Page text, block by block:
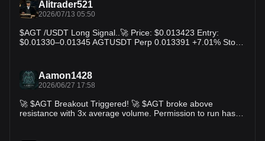
Alitrader521
2026/07/13 05:50
$AGT /USDT Long Signal..🚀 Price: $0.013423 Entry:
$0.01330–0.01345 AGTUSDT Perp 0.013391 +7.01% Stop
recovery from $0.01219. Holding above $0.01330 keeps
buyers in control. A breakout above $0.01358 could trigger
fresh momentum toward $0.01410 and $0.01480. Rising
trading volume supports the bullish outlook, though some
profit-taking may occur near resistance. $AGT
Aamon1428
2026/06/27 17:58
🚀 $AGT Breakout Triggered! 🚀 $AGT broke above
resistance with 3x average volume. Permission to run has